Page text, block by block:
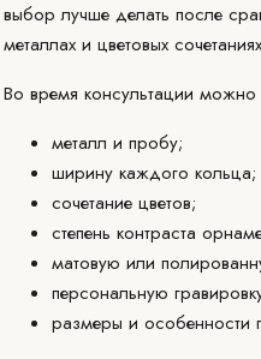
выбор лучше делать после
металлах и цветовых
Во время консультации можно
металл и пробу;
ширину каждого кольца;
сочетание цветов;
степень контраста
матовую или
персональную
размеры и особенности